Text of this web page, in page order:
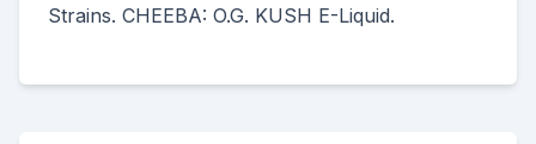
Strains. CHEEBA: O.G. KUSH E-Liquid.